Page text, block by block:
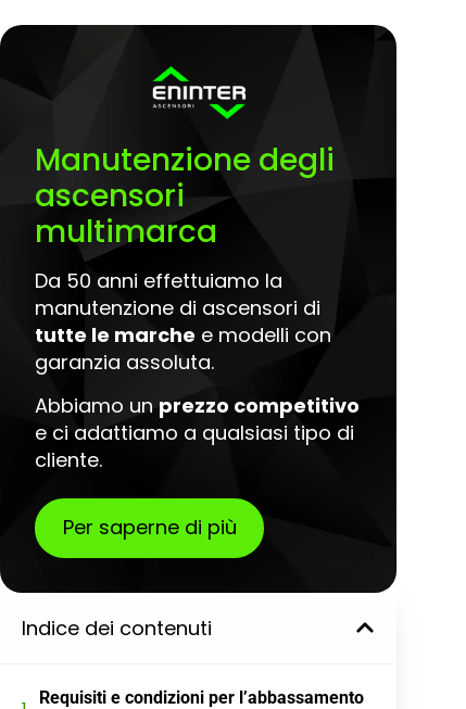
Manutenzione degli
ascensori
multimarca
Da 50 anni effettuiamo la
manutenzione di ascensori di
tutte le marche e modelli con
garanzia assoluta.
Abbiamo un prezzo competitivo
e ci adattiamo a qualsiasi tipo di
cliente.
Per saperne di più
Indice dei contenuti
Requisiti e condizioni per l’abbassamento